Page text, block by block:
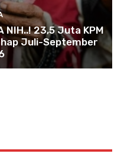
NIH..! 23,5 Juta KPM
Juli-September